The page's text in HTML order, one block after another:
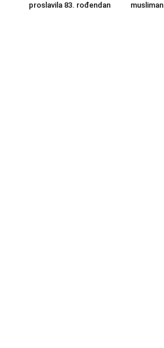
proslavila 83. rođendan
musliman